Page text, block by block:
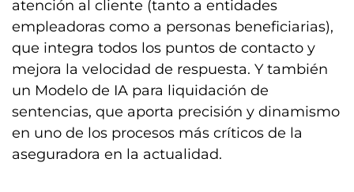
atención al cliente (tanto a entidades
empleadoras como a personas beneficiarias),
que integra todos los puntos de contacto y
mejora la velocidad de respuesta. Y también
un Modelo de IA para liquidación de
sentencias, que aporta precisión y dinamismo
en uno de los procesos más críticos de la
aseguradora en la actualidad.